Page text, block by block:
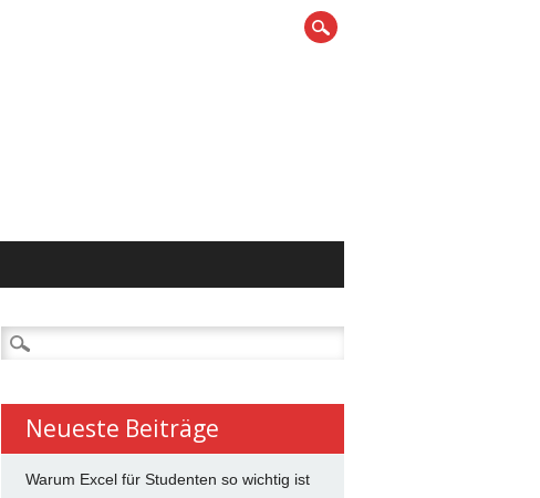
Suchen
nach:
Neueste Beiträge
Warum Excel für Studenten so wichtig ist